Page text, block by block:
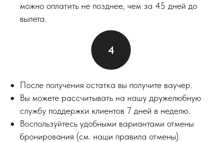
можно оплатить не позднее, чем за 45 дней до
вылета.
После получения остатка вы получите ваучер.
Вы можете рассчитывать на нашу дружелюбную
службу поддержки клиентов 7 дней в неделю.
Воспользуйтесь удобными вариантами отмены
бронирования (см. наши правила отмены).